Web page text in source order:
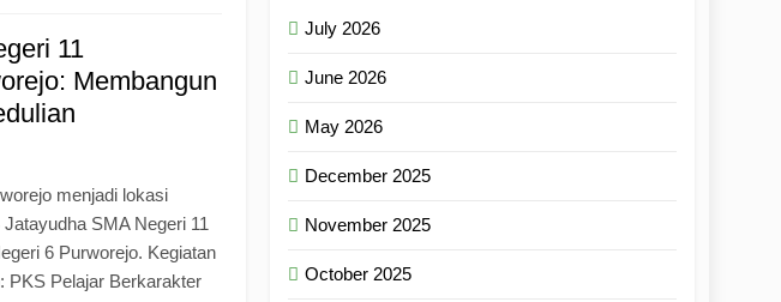
11
Membangun
menjadi lokasi
SMA Negeri 11
6 Purworejo. Kegiatan
PKS Pelajar Berkarakter
July 2026
June 2026
May 2026
December 2025
November 2025
October 2025